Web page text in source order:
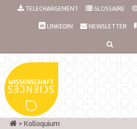
TELECHARGEMENT GLOSSAIRE
LINKEDIN NEWSLETTER
> Kolloquium